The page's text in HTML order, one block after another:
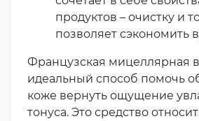
продуктов – очистку и
позволяет сэкономить
Французская мицеллярная
идеальный способ помочь
коже вернуть ощущение
тонуса. Это средство